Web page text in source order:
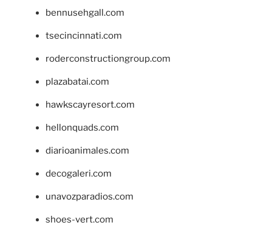
bennusehgall.com
tsecincinnati.com
roderconstructiongroup.com
plazabatai.com
hawkscayresort.com
hellonquads.com
diarioanimales.com
decogaleri.com
unavozparadios.com
shoes-vert.com